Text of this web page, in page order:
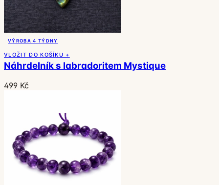
VÝROBA 4 TÝDNY
VLOŽIT DO KOŠÍKU +
Náhrdelník s labradoritem Mystique
499 Kč